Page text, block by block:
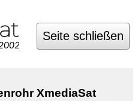
Seite schließen
XmediaSat